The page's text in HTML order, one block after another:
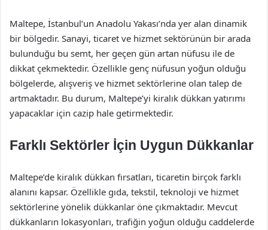
Maltepe, İstanbul’un Anadolu Yakası’nda yer alan dinamik
bir bölgedir. Sanayi, ticaret ve hizmet sektörünün bir arada
bulunduğu bu semt, her geçen gün artan nüfusu ile de
dikkat çekmektedir. Özellikle genç nüfusun yoğun olduğu
bölgelerde, alışveriş ve hizmet sektörlerine olan talep de
artmaktadır. Bu durum, Maltepe’yi kiralık dükkan yatırımı
yapacaklar için cazip hale getirmektedir.
Farklı Sektörler İçin Uygun Dükkanlar
Maltepe’de kiralık dükkan fırsatları, ticaretin birçok farklı
alanını kapsar. Özellikle gıda, tekstil, teknoloji ve hizmet
sektörlerine yönelik dükkanlar öne çıkmaktadır. Mevcut
dükkanların lokasyonları, trafiğin yoğun olduğu caddelerde